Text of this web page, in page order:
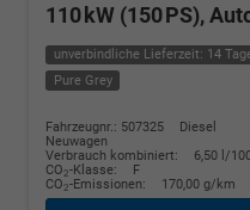
110 kW (150 PS),
unverbindliche Lieferzeit: 14
Pure Grey
Fahrzeugnr.: 507325
Diesel
Neuwagen
Verbrauch kombiniert:
6,50 l/
CO2-Klasse:
F
CO2-Emissionen: 170,00 g/km